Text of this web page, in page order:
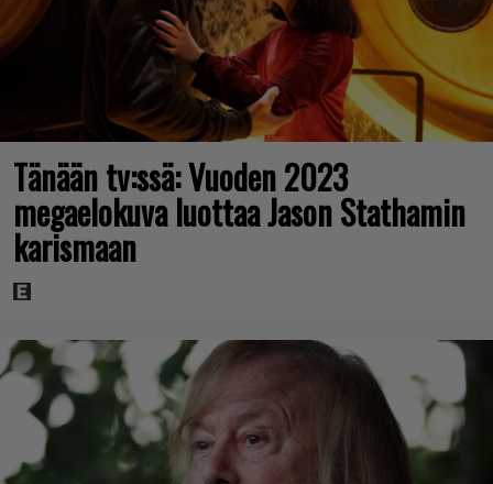
Tänään tv:ssä: Vuoden 2023
megaelokuva luottaa Jason Stathamin
karismaan